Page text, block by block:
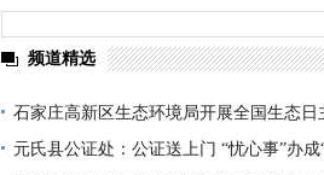
频道精选
石家庄高新区生态环境局开展全国生态日
元氏县公证处：公证送上门 “忧心事”办成